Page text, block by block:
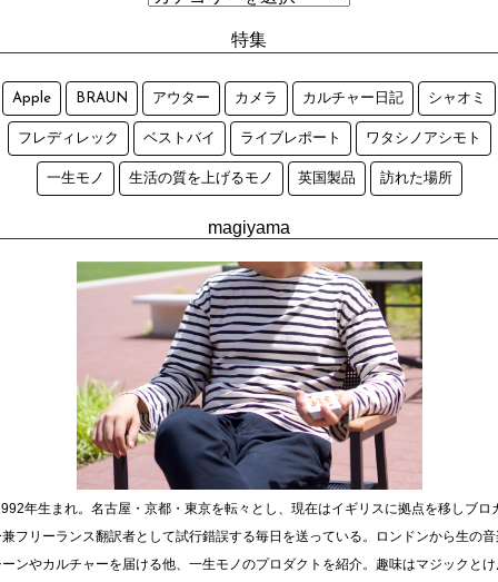
特集
Apple BRAUN アウター カメラ カルチャー日記 シャオミ
フレディレック ベストバイ ライブレポート ワタシノアシモト
一生モノ 生活の質を上げるモノ 英国製品 訪れた場所
magiyama
年生まれ。名古屋・京都・東京を転々とし、現在はイギリスに拠点を移しブロ
フリーランス翻訳者として試行錯誤する毎日を送っている。ロンドンから生の
ンやカルチャーを届ける他、一生モノのプロダクトを紹介。趣味はマジックと